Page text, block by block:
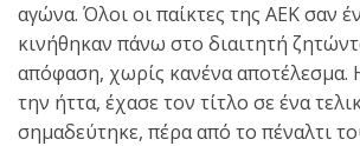
αγώνα. Όλοι οι παίκτες της ΑΕΚ σαν
κινήθηκαν πάνω στο διαιτητή
απόφαση, χωρίς κανένα αποτέλεσμα.
την ήττα, έχασε τον τίτλο σε ένα
σημαδεύτηκε, πέρα από το πέναλτι